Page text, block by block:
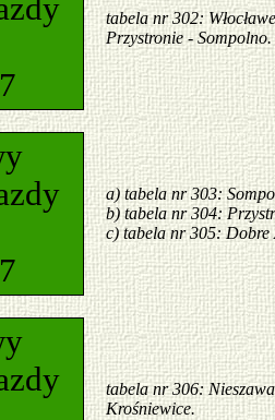
tabela nr 302:
Przystronie - Sompolno.
a) tabela nr 303:
b) tabela nr 304:
c) tabela nr 305: Dobre
tabela nr 306:
Krośniewice.